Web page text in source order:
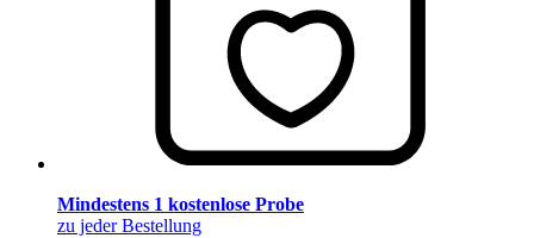
Mindestens 1 kostenlose Probe
zu jeder Bestellung